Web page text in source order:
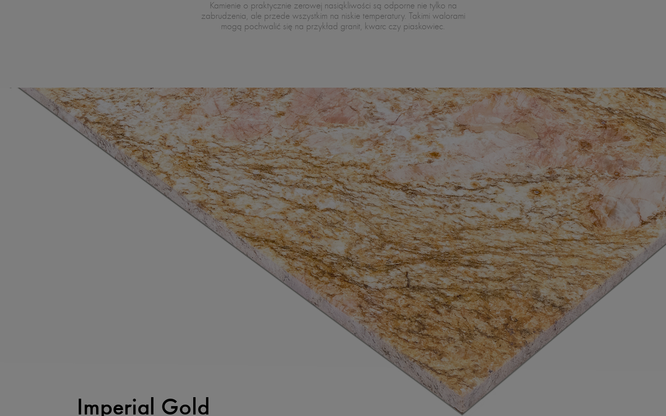
Kamienie o praktycznie zerowej nasiąkliwości są odporne nie tylko na
zabrudzenia, ale przede wszystkim na niskie temperatury. Takimi walorami
mogą pochwalić się na przykład granit, kwarc czy piaskowiec.
Imperial Gold